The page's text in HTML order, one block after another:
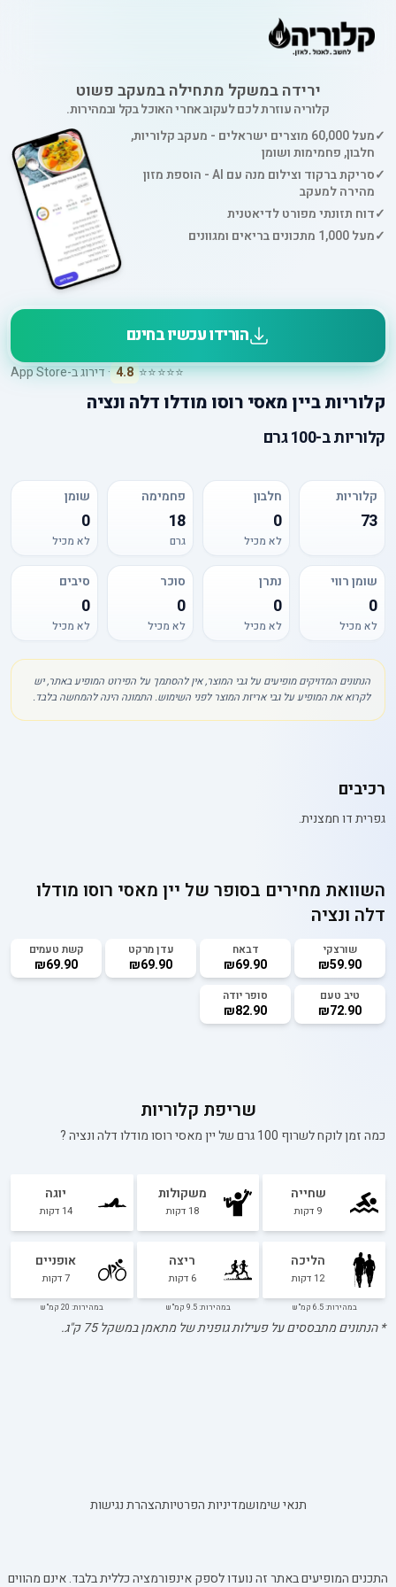
ירידה במשקל מתחילה במעקב פשוט
קלוריה עוזרת לכם לעקוב אחרי האוכל בקל ובמהירות.
✓
מעל 60,000 מוצרים ישראלים - מעקב קלוריות,
חלבון, פחמימות ושומן
✓
סריקת ברקוד וצילום מנה עם AI - הוספת מזון
מהירה למעקב
✓דוח תזונתי מפורט לדיאטנית
✓מעל 1,000 מתכונים בריאים ומגוונים
הורידו עכשיו בחינם
⭐⭐⭐⭐⭐
4.8 · דירוג ב-App Store
קלוריותביין מאסי רוסו מודלו דלה ונציה
קלוריותב-100 גרם
קלוריות
73
חלבון
0
לא מכיל
פחמימה
18
גרם
שומן
0
לא מכיל
שומן רווי
0
לא מכיל
נתרן
0
לא מכיל
סוכר
0
לא מכיל
סיבים
0
לא מכיל
הנתונים המדויקים מופיעים על גבי המוצר, אין להסתמך על הפירוט המופיע באתר, יש
לקרוא את המופיע על גבי אריזת המוצר לפני השימוש. התמונה הינה להמחשה בלבד.
רכיבים
גפרית דו חמצנית.
השוואת מחירים בסופר של יין מאסי רוסו מודלו
דלה ונציה
שורצקי
₪59.90
דבאח
₪69.90
עדן מרקט
₪69.90
קשת טעמים
₪69.90
טיב טעם
₪72.90
סופר יודה
₪82.90
שריפת קלוריות
כמה זמן לוקח לשרוף 100 גרם של יין מאסי רוסו מודלו דלה ונציה?
שחייה
9 דקות
משקולות
18 דקות
יוגה
14 דקות
הליכה
12 דקות
במהירות: 6.5 קמ"ש
ריצה
6 דקות
במהירות: 9.5 קמ"ש
אופניים
7דקות
במהירות: 20 קמ"ש
* הנתונים מתבססים על פעילות גופנית של מתאמן במשקל75ק"ג.
תנאי שימושמדיניות הפרטיותהצהרת נגישות
התכנים המופיעים באתר זה נועדו לספק אינפורמציה כללית בלבד. אינם מהווים